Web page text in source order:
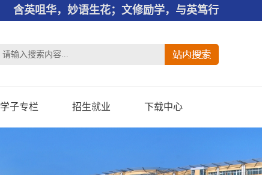
含英咀华，妙语生花；文修励学，与英笃行
学子专栏 招生就业 下载中心